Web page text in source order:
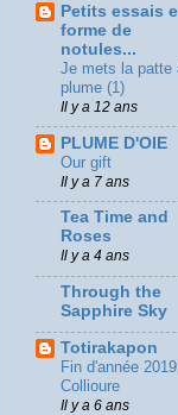
Petits essais
forme de
notules...
Je mets la patte
plume (1)
Il y a 12 ans
PLUME D'OIE
Our gift
Il y a 7 ans
Tea Time and
Roses
Il y a 4 ans
Through the
Sapphire Sky
Totirakapon
Fin d'année
Collioure
Il y a 6 ans